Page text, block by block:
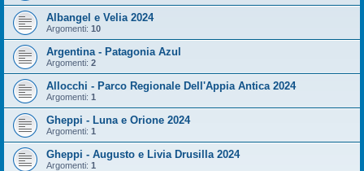
Albangel e Velia 2024
Argomenti: 10
Argentina - Patagonia Azul
Argomenti: 2
Allocchi - Parco Regionale Dell'Appia Antica 2024
Argomenti: 1
Gheppi - Luna e Orione 2024
Argomenti: 1
Gheppi - Augusto e Livia Drusilla 2024
Argomenti: 1